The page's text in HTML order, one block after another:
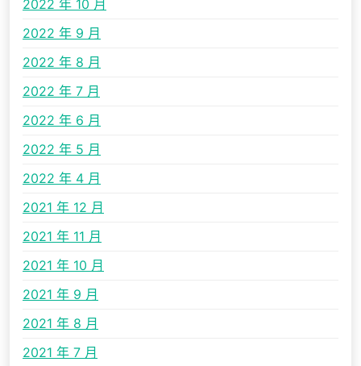
2022 年 10 月
2022 年 9 月
2022 年 8 月
2022 年 7 月
2022 年 6 月
2022 年 5 月
2022 年 4 月
2021 年 12 月
2021 年 11 月
2021 年 10 月
2021 年 9 月
2021 年 8 月
2021 年 7 月